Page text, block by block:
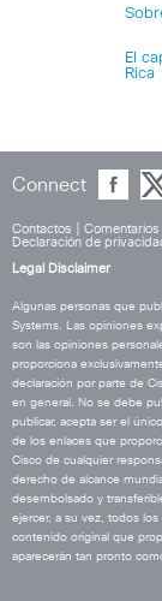
El
Rica
Connect
Contactos Comentarios
Declaración de
Legal Disclaimer
Algunas personas que
Systems. Las opiniones
son las opiniones
proporciona
declaración por parte de
en general. No se debe
publicar, acepta ser el
de los enlaces que
Cisco de cualquier
derecho de alcance
desembolsado y
ejercer, a su vez, todos
contenido original que
aparecerán tan pronto